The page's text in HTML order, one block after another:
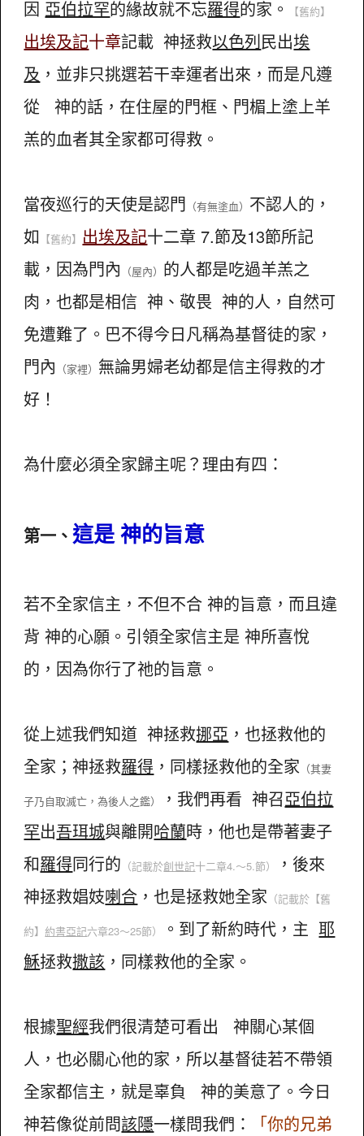
因 亞伯拉罕的緣故就不忘羅得的家。 【舊約】
出埃及記十章記載 神拯救以色列民出埃
及 ，並非只挑選若干幸運者出來，而是凡遵
從 神的話，在住屋的門框、門楣上塗上羊
羔的血者其全家都可得救。
當夜巡行的天使是認門 （有無塗血） 不認人的，
如 【舊約】 出埃及記十二章 7.節及13節所記
載，因為門內 （屋內） 的人都是吃過羊羔之
肉，也都是相信 神、敬畏 神的人，自然可
免遭難了。巴不得今日凡稱為基督徒的家，
門內 （家裡） 無論男婦老幼都是信主得救的才
好！
為什麼必須全家歸主呢？理由有四：
第一、這是 神的旨意
若不全家信主，不但不合 神的旨意，而且違
背 神的心願。引領全家信主是 神所喜悅
的，因為你行了祂的旨意。
從上述我們知道 神拯救挪亞 ，也拯救他的
全家；神拯救羅得 ，同樣拯救他的全家 （其妻
子乃自取滅亡，為後人之鑑） ，我們再看 神召亞伯拉
罕出吾珥城與離開哈蘭時，他也是帶著妻子
和羅得同行的 （記載於創世記十二章4.～5.節）
，後來
神拯救娼妓喇合 ，也是拯救她全家 （記載於 【舊
約】 約書亞記六章23～25節） 。到了新約時代，主耶
穌拯救撒該 ，同樣救他的全家。
根據聖經我們很清楚可看出 神關心某個
人，也必關心他的家，所以基督徒若不帶領
全家都信主，就是辜負 神的美意了。今日
神若像從前問該隱一樣問我們：
「你的兄弟